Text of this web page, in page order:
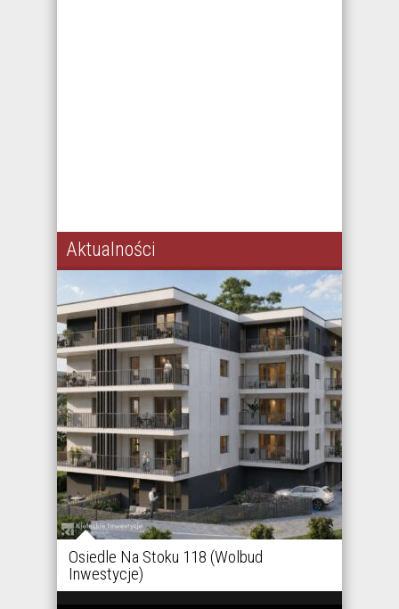
Aktualności
Osiedle Na Stoku 118 (Wolbud
Inwestycje)